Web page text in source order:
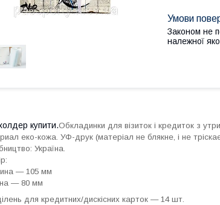
Законом не
належної
купити.Обкладинки для візиток і кредиток з
еко-кожа. УФ-друк (матеріал не блякне, і не
Україна.
— 105 мм
— 80 мм
для кредитних/дискісних карток — 14 шт.